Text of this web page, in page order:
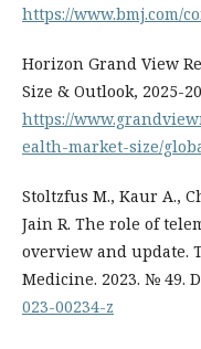
https://www.bmj.com/
Horizon Grand View
Size & Outlook, 2025-
https://
ealth-market-size/
Stoltzfus M., Kaur A.,
Jain R. The role of
overview and update.
Medicine. 2023. № 49.
023-00234-z